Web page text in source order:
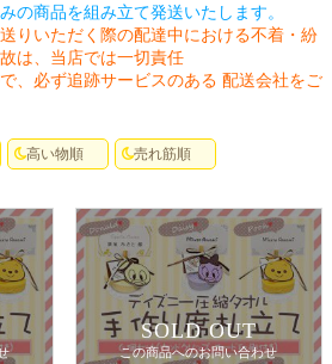
の商品を組み立て発送いたします。
りいただく際の配達中における不着・紛
は、当店では一切責任
、必ず追跡サービスのある 配送会社をご
高い物順 売れ筋順
SOLD OUT
この商品へのお問い合わせ